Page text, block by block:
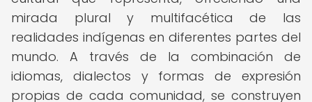
mirada plural y multifacética de las
realidades indígenas en diferentes partes del
mundo. A través de la combinación de
idiomas, dialectos y formas de expresión
propias de cada comunidad, se construyen